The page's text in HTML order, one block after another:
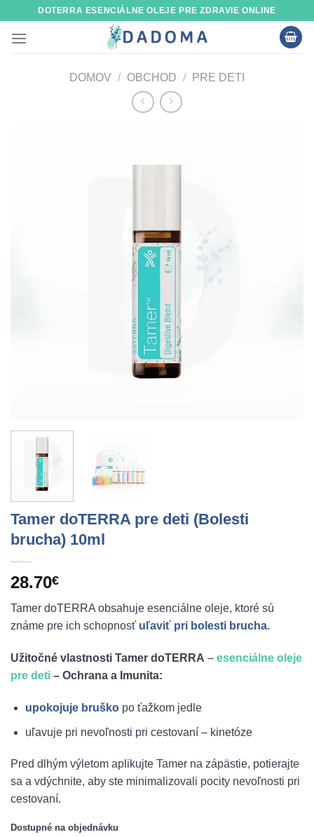
content
DOTERRA ESENCIÁLNE OLEJE PRE ZDRAVIE ONLINE
DOMOV / OBCHOD / PRE DETI
Tamer doTERRA pre deti (Bolesti
brucha) 10ml
28.70€
Tamer doTERRA obsahuje esenciálne oleje, ktoré sú
známe pre ich schopnosť uľaviť pri bolesti brucha.
Užitočné vlastnosti Tamer doTERRA – esenciálne oleje
pre deti – Ochrana a Imunita:
upokojuje bruško po ťažkom jedle
uľavuje pri nevoľnosti pri cestovaní – kinetóze
Pred dlhým výletom aplikujte Tamer na zápästie, potierajte
sa a vdýchnite, aby ste minimalizovali pocity nevoľnosti pri
cestovaní.
Dostupné na objednávku